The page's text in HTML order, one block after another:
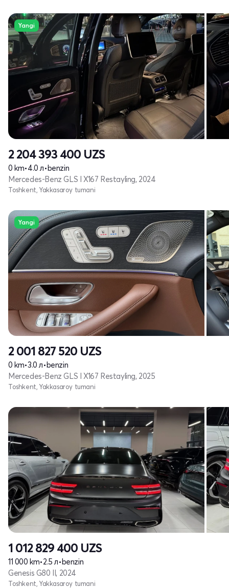
Yangi
2 204 393 400 UZS
0 km•4.0 л•benzin
Mercedes-Benz GLS I X167 Restayling, 2024
Toshkent, Yakkasaroy tumani
Yangi
2 001 827 520 UZS
0 km•3.0 л•benzin
Mercedes-Benz GLS I X167 Restayling, 2025
Toshkent, Yakkasaroy tumani
1 012 829 400 UZS
11 000 km•2.5 л•benzin
Genesis G80 II, 2024
Toshkent, Yakkasaroy tumani